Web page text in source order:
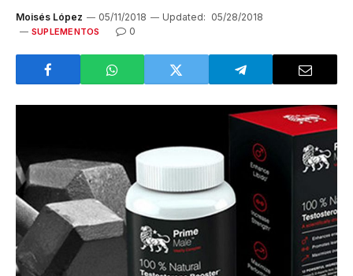
Moisés López 05/11/2018 Updated: 05/28/2018
SUPLEMENTOS 0